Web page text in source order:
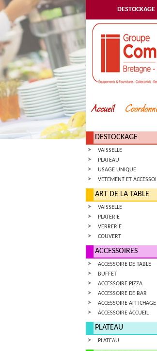
DESTOCKAGE
DESTOCKAGE
VAISSELLE
PLATEAU
USAGE UNIQUE
VETEMENT ET
ART DE LA TABLE
VAISSELLE
PLATERIE
VERRERIE
COUVERT
ACCESSOIRES
ACCESSOIRE DE TABLE
BUFFET
ACCESSOIRE PIZZA
ACCESSOIRE DE BAR
ACCESSOIRE AFFICHAGE
ACCESSOIRE ACCUEIL
PLATEAU
PLATEAU